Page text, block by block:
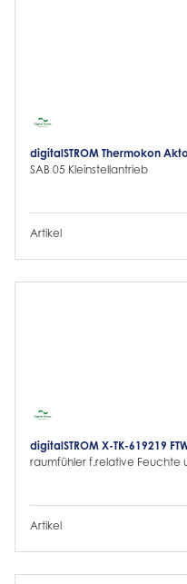
digitalSTROM Thermokon
SAB 05 Kleinstellantrieb
Artikel
digitalSTROM X-TK-619219
raumfühler f.relative Feuchte
Artikel